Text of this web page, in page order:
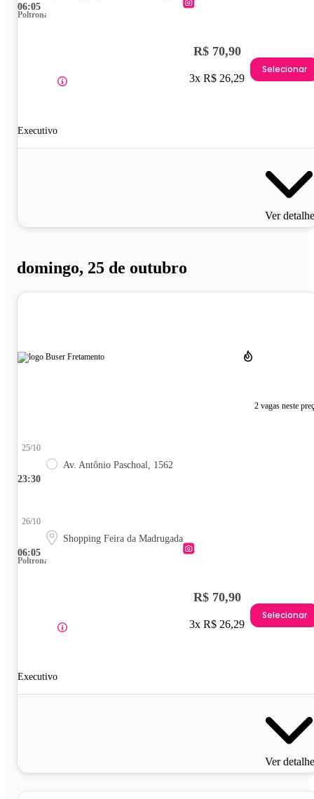
06:05
Poltrona
Executivo
R$ 70,90
3x R$ 26,29
Selecionar
Ver
domingo, 25 de outubro
2 vagas neste
23:30
25/10
Av. Antônio Paschoal, 1562
06:05
26/10
Shopping Feira da Madrugada
Poltrona
Executivo
R$ 70,90
3x R$ 26,29
Selecionar
Ver